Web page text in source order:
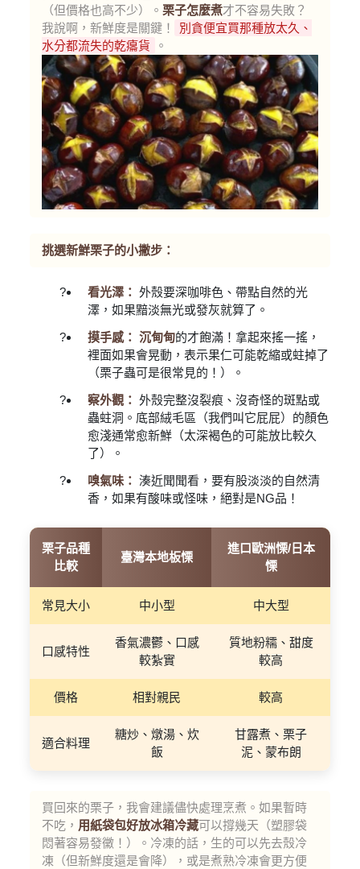
（但價格也高不少）。 栗子怎麼煮才不容易失敗？
我說啊，新鮮度是關鍵！
別貪便宜買那種放太久、
水分都流失的乾癟貨
。
挑選新鮮栗子的小撇步：
看光澤： 外殼要深咖啡色、帶點自然的光
澤，如果黯淡無光或發灰就算了。
摸手感： 沉甸甸的才飽滿！拿起來搖一搖，
裡面如果會晃動，表示果仁可能乾縮或蛀掉了
（栗子蟲可是很常見的！）。
察外觀： 外殼完整沒裂痕、沒奇怪的斑點或
蟲蛀洞。底部絨毛區（我們叫它屁屁）的顏色
愈淺通常愈新鮮（太深褐色的可能放比較久
了）。
嗅氣味： 湊近聞聞看，要有股淡淡的自然清
香，如果有酸味或怪味，絕對是NG品！
栗子品種
比較
臺灣本地板慄
進口歐洲慄/日本
慄
常見大小 中小型 中大型
口感特性
香氣濃鬱、口感
較紮實
質地粉糯、甜度
較高
價格 相對親民 較高
適合料理
糖炒、燉湯、炊
飯
甘露煮、栗子
泥、蒙布朗
買回來的栗子，我會建議儘快處理烹煮。如果暫時
不吃， 用紙袋包好放冰箱冷藏可以撐幾天（塑膠袋
悶著容易發黴！）。冷凍的話，生的可以先去殼冷
凍（但新鮮度還是會降），或是煮熟冷凍會更方便